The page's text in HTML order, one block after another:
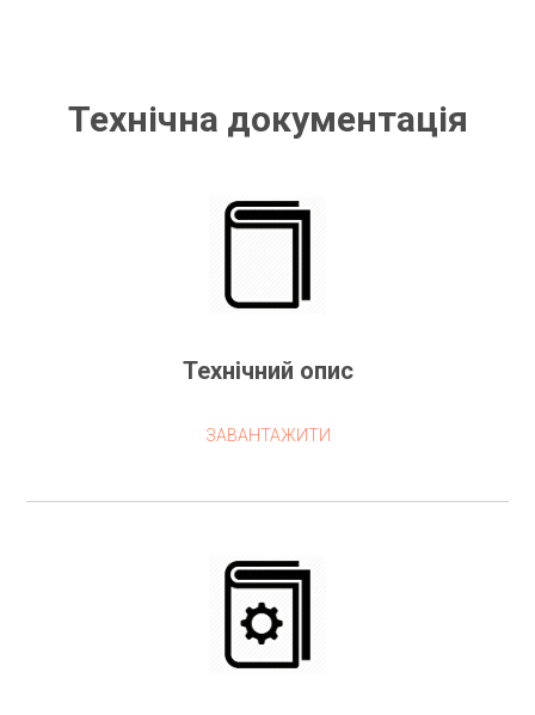
Технічна документація
Технічний опис
ЗАВАНТАЖИТИ